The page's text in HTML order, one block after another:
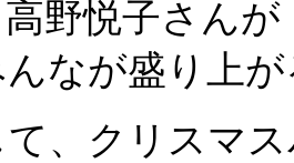
野悦子さん
んなが盛り上
て、クリスマ